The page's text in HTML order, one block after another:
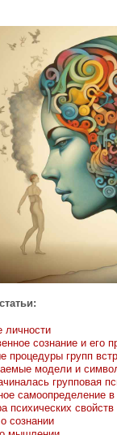
личности
сознание и его
процедуры групп
модели и
групповая
самоопределение
психических
сознании